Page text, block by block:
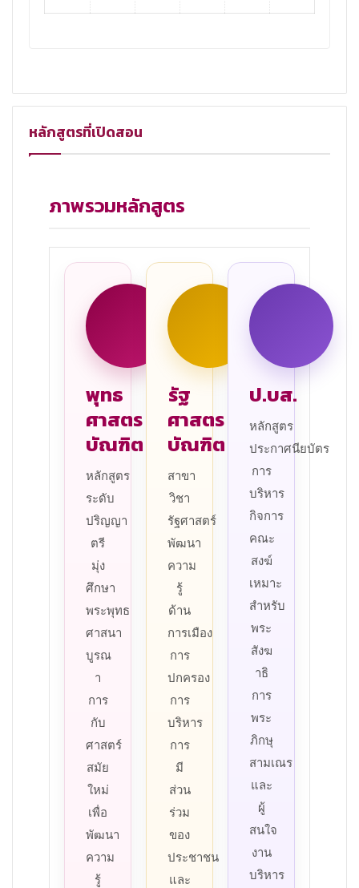
หลักสูตรที่เปิดสอน
ภาพรวมหลักสูตร
พุทธ
ศาสตร
บัณฑิต
หลักสูตร
ระดับ
ปริญญา
ตรี
มุ่ง
ศึกษา
พระพุทธ
ศาสนา
บูรณ
า
การ
กับ
ศาสตร์
สมัย
ใหม่
เพื่อ
พัฒนา
ความ
รู้
รัฐ
ศาสตร
บัณฑิต
สาขา
วิชา
รัฐศาสตร์
พัฒนา
ความ
รู้
ด้าน
การเมือง
การ
ปกครอง
การ
บริหาร
การ
มี
ส่วน
ร่วม
ของ
ประชาชน
และ
ป.บส.
หลักสูตร
ประกาศนียบัตร
การ
บริหาร
กิจการ
คณะ
สงฆ์
เหมาะ
สำหรับ
พระ
สังฆ
าธิ
การ
พระ
ภิกษุ
สามเณร
และ
ผู้
สนใจ
งาน
บริหาร